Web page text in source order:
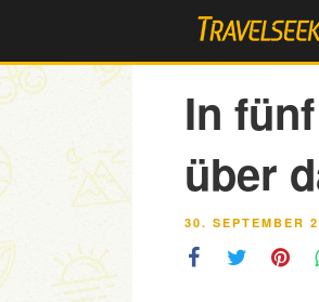
springen
In
über
30. SEPTEMBER